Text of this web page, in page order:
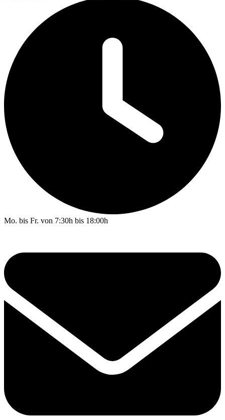
Mo. bis Fr. von 7:30h bis 18:00h